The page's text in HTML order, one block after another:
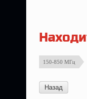
150-850 МГц
Назад